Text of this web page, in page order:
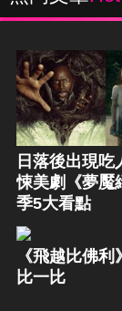
日落後出現吃
悚美劇《夢魘
季5大看點
《飛越比佛
比一比